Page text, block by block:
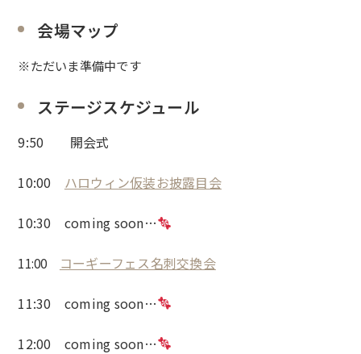
会場マップ
※ただいま準備中です
ステージスケジュール
9:50 開会式
10:00 ハロウィン仮装お披露目会
10:30 coming soon…
11:00 コーギーフェス名刺交換会
11:30 coming soon…
12:00 coming soon…